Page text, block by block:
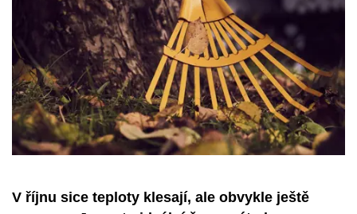
V říjnu sice teploty klesají, ale obvykle ještě